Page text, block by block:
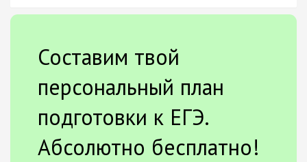
Составим твой
персональный план
подготовки к ЕГЭ.
Абсолютно бесплатно!